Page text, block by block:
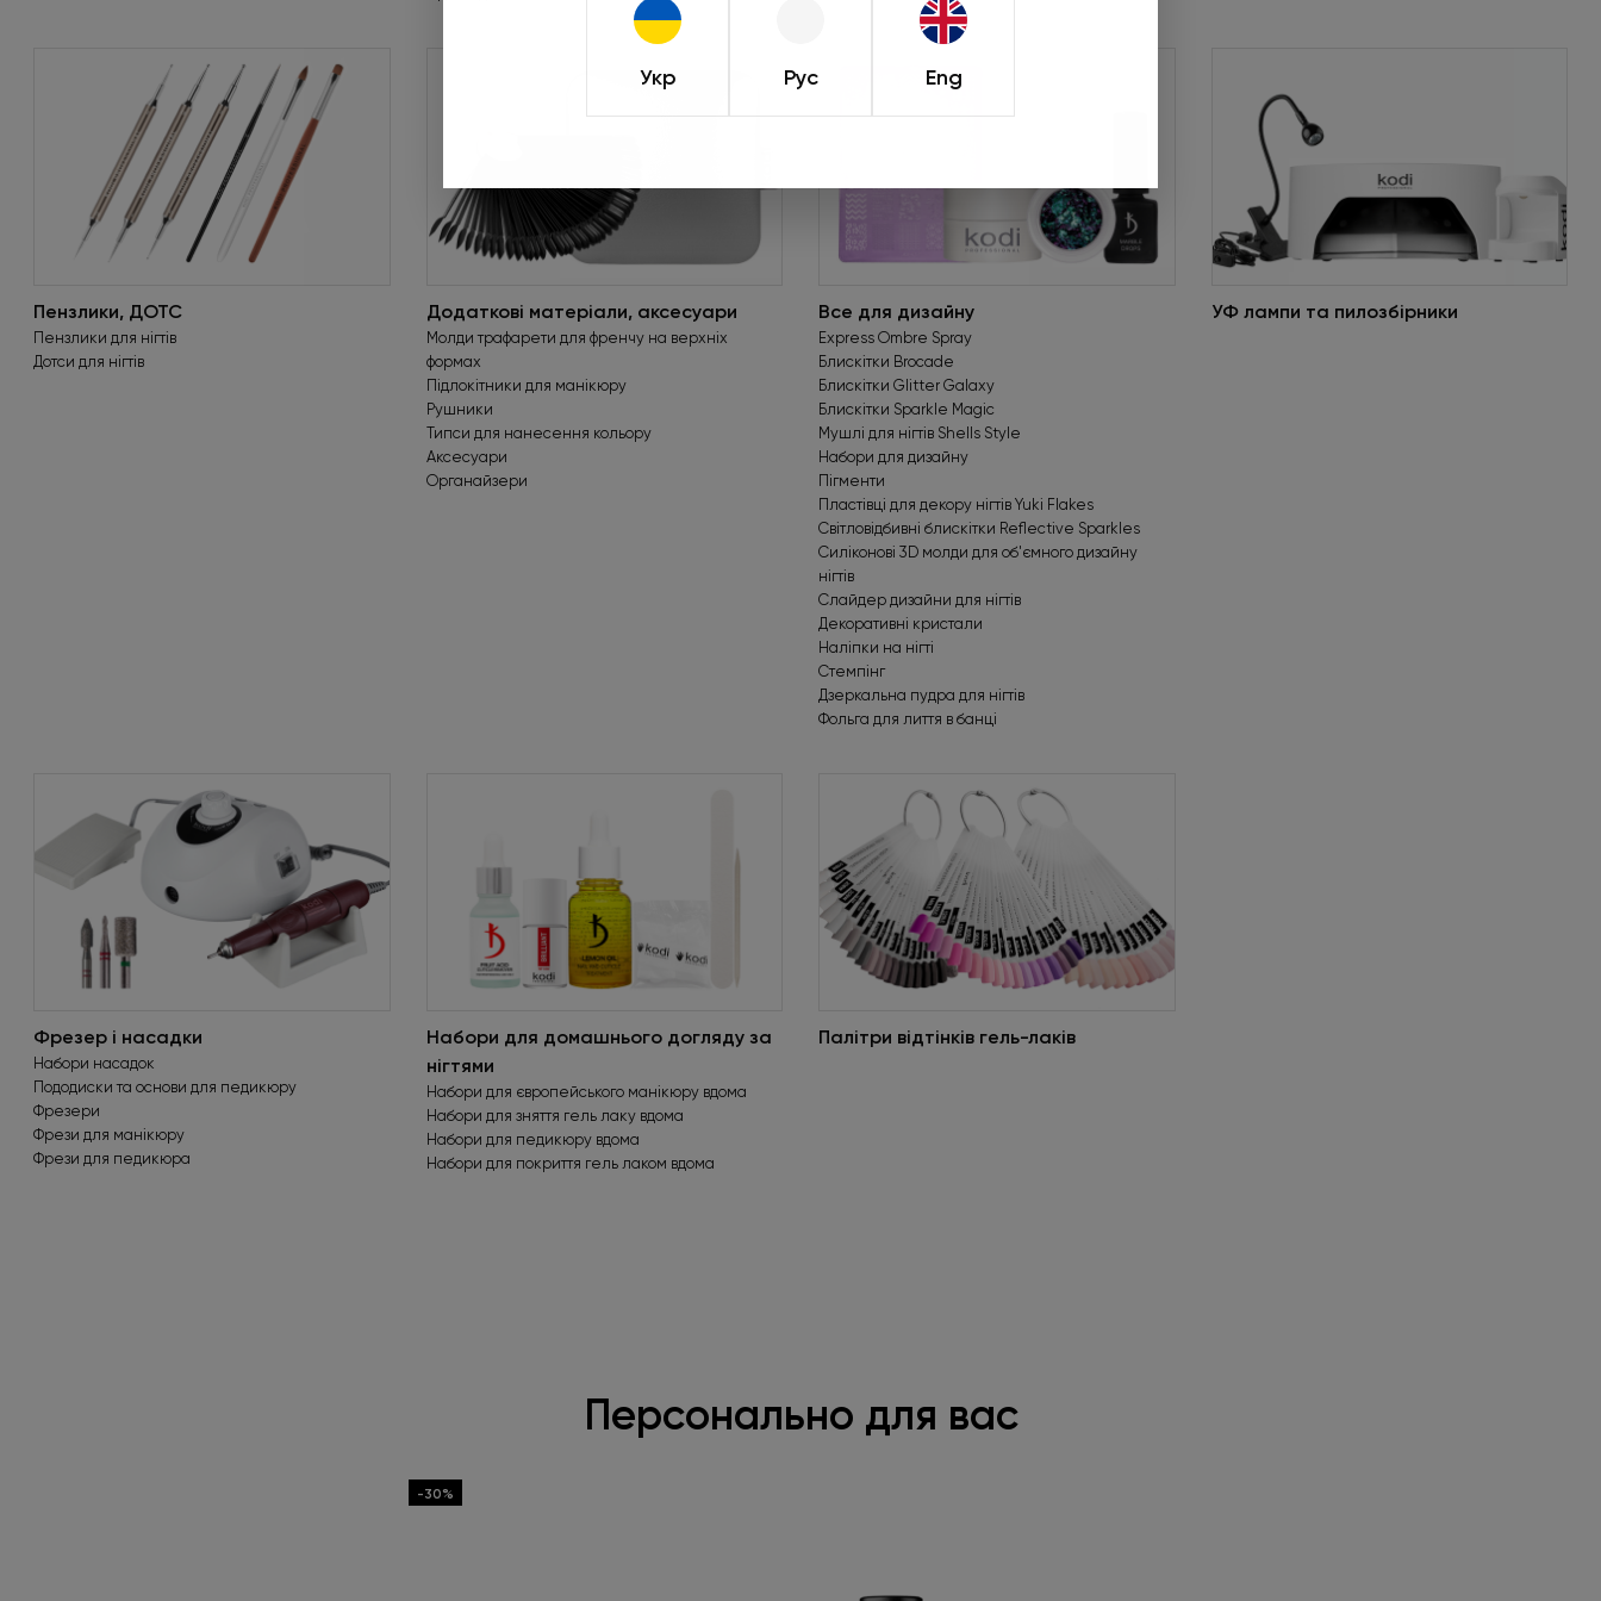
Укр Рус Eng
Пензлики, ДОТС
Пензлики для нігтів
Дотси для нігтів
Додаткові матеріали, аксесуари
Молди трафарети для френчу на верхніх
формах
Підлокітники для манікюру
Рушники
Типси для нанесення кольору
Аксесуари
Органайзери
Все для дизайну
Express Ombre Spray
Блискітки Brocade
Блискітки Glitter Galaxy
Блискітки Sparkle Magic
Мушлі для нігтів Shells Style
Набори для дизайну
Пігменти
Пластівці для декору нігтів Yuki Flakes
Світловідбивні блискітки Reflective Sparkles
Силіконові 3D молди для об'ємного дизайну
нігтів
Слайдер дизайни для нігтів
Декоративні кристали
Наліпки на нігті
Стемпінг
Дзеркальна пудра для нігтів
Фольга для лиття в банці
УФ лампи та пилозбірники
Фрезер і насадки
Набори насадок
Пододиски та основи для педикюру
Фрезери
Фрези для манікюру
Фрези для педикюра
Набори для домашнього догляду за
нігтями
Набори для європейського манікюру вдома
Набори для зняття гель лаку вдома
Набори для педикюру вдома
Набори для покриття гель лаком вдома
Палітри відтінків гель-лаків
Персонально для вас
-30%
натиснути «Обрати подарунок».